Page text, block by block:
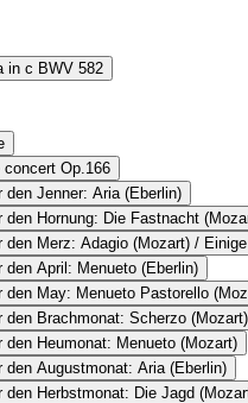
in c BWV 582
Op.166
Jenner: Aria (Eberlin)
Hornung: Die Fastnacht
Merz: Adagio (Mozart) /
April: Menueto (Eberlin)
May: Menueto Pastorello
Brachmonat: Scherzo (Mozart)
Heumonat: Menueto (Mozart)
Augustmonat: Aria (Eberlin)
Herbstmonat: Die Jagd